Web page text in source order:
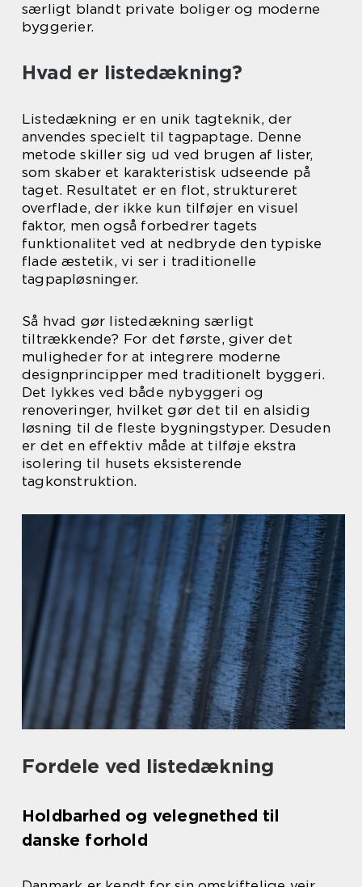
særligt blandt private boliger og moderne
byggerier.
Hvad er listedækning?
Listedækning er en unik tagteknik, der
anvendes specielt til tagpaptage. Denne
metode skiller sig ud ved brugen af lister,
som skaber et karakteristisk udseende på
taget. Resultatet er en flot, struktureret
overflade, der ikke kun tilføjer en visuel
faktor, men også forbedrer tagets
funktionalitet ved at nedbryde den typiske
flade æstetik, vi ser i traditionelle
tagpapløsninger.
Så hvad gør listedækning særligt
tiltrækkende? For det første, giver det
muligheder for at integrere moderne
designprincipper med traditionelt byggeri.
Det lykkes ved både nybyggeri og
renoveringer, hvilket gør det til en alsidig
løsning til de fleste bygningstyper. Desuden
er det en effektiv måde at tilføje ekstra
isolering til husets eksisterende
tagkonstruktion.
Fordele ved listedækning
Holdbarhed og velegnethed til
danske forhold